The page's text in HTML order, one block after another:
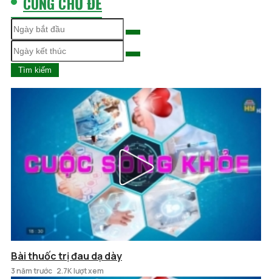
Tìm kiếm
Bài thuốc trị đau dạ dày
3 năm trước 2.7K lượt xem